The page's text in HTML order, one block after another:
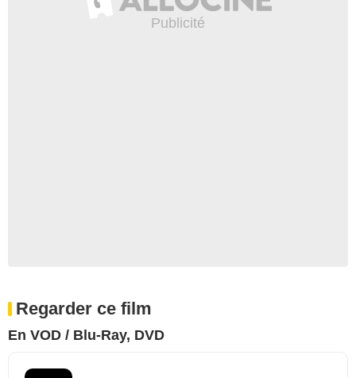
Regarder ce film
En VOD / Blu-Ray, DVD